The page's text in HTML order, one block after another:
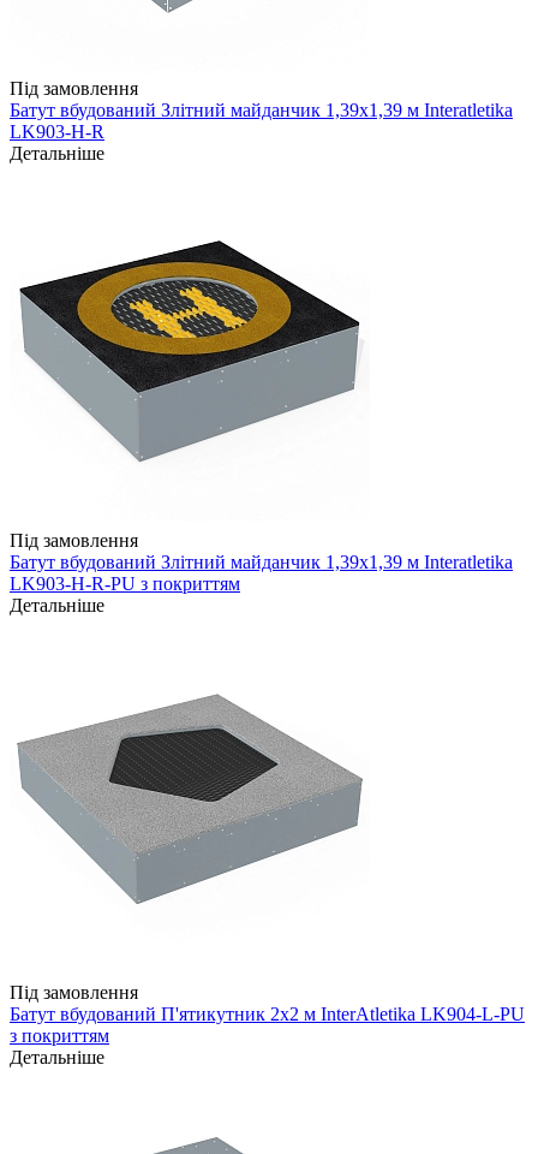
Під замовлення
Батут вбудований Злітний майданчик 1,39х1,39 м Interatletika
LK903-H-R
Детальніше
Під замовлення
Батут вбудований Злітний майданчик 1,39х1,39 м Interatletika
LK903-H-R-PU з покриттям
Детальніше
Під замовлення
Батут вбудований П'ятикутник 2х2 м InterAtletika LK904-L-PU
з покриттям
Детальніше